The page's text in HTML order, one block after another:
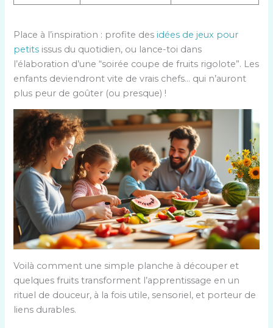
Place à l’inspiration : profite des idées de jeux pour
petits issus du quotidien, ou lance-toi dans
l’élaboration d’une “soirée coupe de fruits rigolote”. Les
enfants deviendront vite de vrais chefs… qui n’auront
plus peur de goûter (ou presque) !
Voilà comment une simple planche à découper et
quelques fruits transforment l’apprentissage en un
rituel de douceur, à la fois utile, sensoriel, et porteur de
liens durables.